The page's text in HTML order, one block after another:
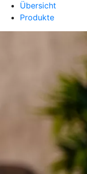
Übersicht
Produkte